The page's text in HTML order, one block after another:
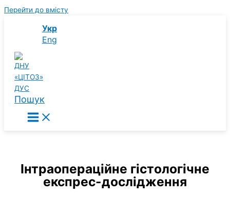
Перейти до вмісту
Укр
Eng
Пошук
Інтраопераційне гістологічне
експрес-дослідження